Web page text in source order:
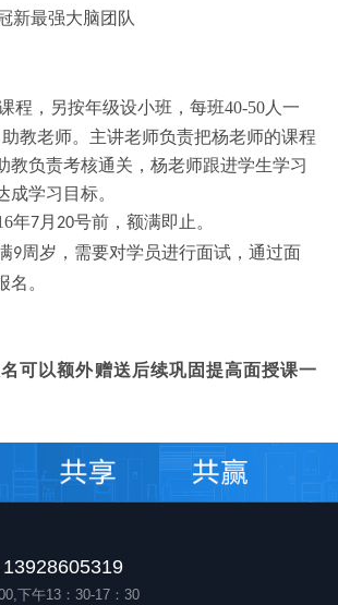
新最强大脑团队
程，另按年级设小班，每班40-50人一
教老师。主讲老师负责把杨老师的课程
教负责考核通关，杨老师跟进学生学习
成学习目标。
年7月 20号前 ， 额满即 止 。
9周岁，需要对学员进行面试， 通过面
名。
可以额外赠送后续巩固提高面授课一
下午13：30-17：30